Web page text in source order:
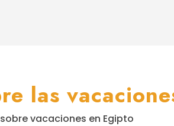
las
vacaciones en Egipto